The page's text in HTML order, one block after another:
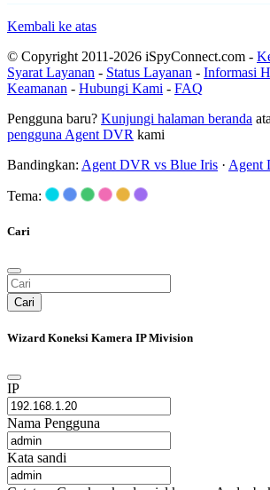
Kembali ke atas
© Copyright 2011-2026 iSpyConnect.com -
Syarat Layanan - Status Layanan - Informasi
Keamanan - Hubungi Kami - FAQ
Pengguna baru? Kunjungi halaman beranda
pengguna Agent DVR kami
Bandingkan: Agent DVR vs Blue Iris · Agent
Tema:
Cari
Cari
Wizard Koneksi Kamera IP Mivision
IP
Nama Pengguna
Kata sandi